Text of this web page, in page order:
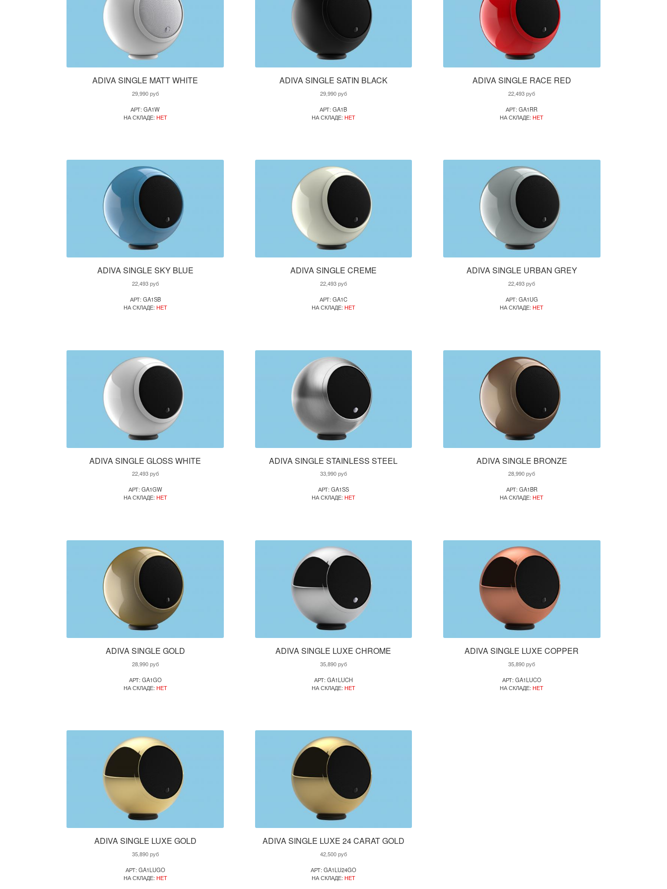
ADIVA SINGLE MATT WHITE
29,990руб
АРТ: GA1W
НА СКЛАДЕ: НЕТ
ADIVA SINGLE SATIN BLACK
29,990руб
АРТ: GA1B
НА СКЛАДЕ: НЕТ
ADIVA SINGLE RACE RED
22,493руб
АРТ: GA1RR
НА СКЛАДЕ:НЕТ
ADIVA SINGLE SKY BLUE
22,493руб
АРТ: GA1SB
НА СКЛАДЕ: НЕТ
ADIVA SINGLE CREME
22,493руб
АРТ: GA1C
НА СКЛАДЕ: НЕТ
ADIVA SINGLE URBAN GREY
22,493руб
АРТ: GA1UG
НА СКЛАДЕ:НЕТ
ADIVA SINGLE GLOSS WHITE
22,493руб
АРТ: GA1GW
НА СКЛАДЕ: НЕТ
ADIVA SINGLE STAINLESS STEEL
33,990руб
АРТ: GA1SS
НА СКЛАДЕ: НЕТ
ADIVA SINGLE BRONZE
28,990руб
АРТ: GA1BR
НА СКЛАДЕ:НЕТ
ADIVA SINGLE GOLD
28,990руб
АРТ: GA1GO
НА СКЛАДЕ: НЕТ
ADIVA SINGLE LUXE CHROME
35,890руб
АРТ: GA1LUCH
НА СКЛАДЕ: НЕТ
ADIVA SINGLE LUXE COPPER
35,890руб
АРТ: GA1LUCO
НА СКЛАДЕ:НЕТ
ADIVA SINGLE LUXE GOLD
35,890руб
АРТ: GA1LUGO
НА СКЛАДЕ: НЕТ
ADIVA SINGLE LUXE 24 CARAT GOLD
42,500руб
АРТ: GA1LU24GO
НА СКЛАДЕ: НЕТ